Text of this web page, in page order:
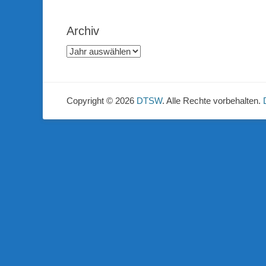
Archiv
Copyright © 2026 DTSW. Alle Rechte vorbehalten.